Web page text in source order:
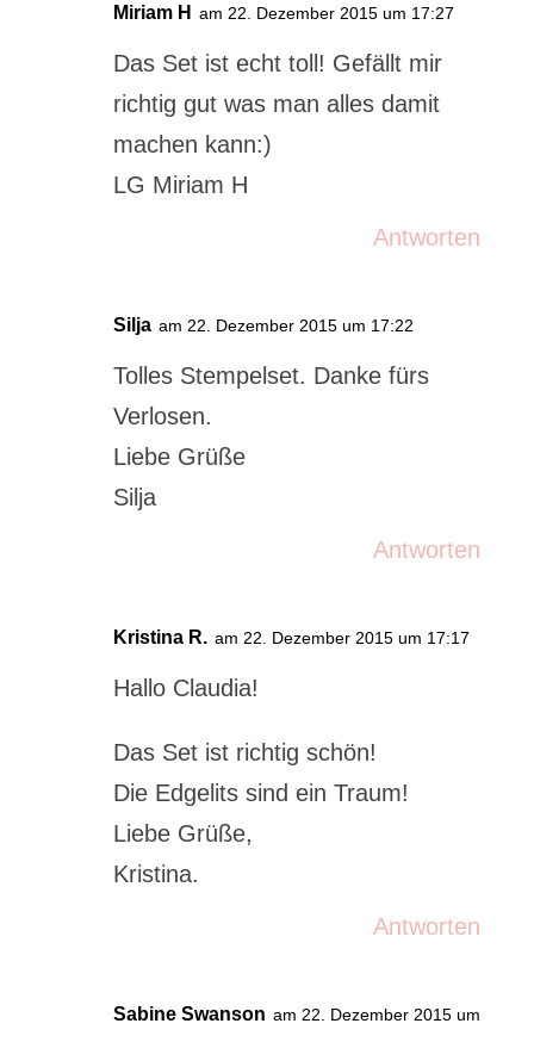
Miriam H am 22. Dezember 2015 um 17:27
Das Set ist echt toll! Gefällt mir
richtig gut was man alles damit
machen kann:)
LG Miriam H
Antworten
Silja am 22. Dezember 2015 um 17:22
Tolles Stempelset. Danke fürs
Verlosen.
Liebe Grüße
Silja
Antworten
Kristina R. am 22. Dezember 2015 um 17:17
Hallo Claudia!
Das Set ist richtig schön!
Die Edgelits sind ein Traum!
Liebe Grüße,
Kristina.
Antworten
Sabine Swanson am 22. Dezember 2015 um